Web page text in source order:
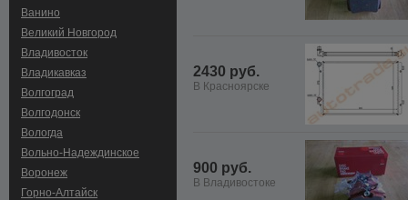
Ванино
Великий Новгород
Владивосток
Владикавказ
Волгоград
Волгодонск
Вологда
Вольно-Hадеждинское
Воронеж
Горно-Алтайск
2430 руб.
В Красноярске
900 руб.
В Владивостоке